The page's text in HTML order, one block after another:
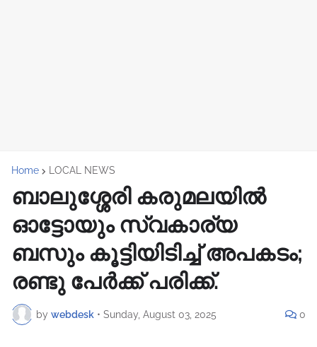
Home LOCAL NEWS
ബാലുശ്ശേരി കരുമലയില്‍
ഓട്ടോയും സ്വകാര്യ
ബസും കൂട്ടിയിടിച്ച് അപകടം;
രണ്ടു പേർക്ക് പരിക്ക്.
by webdesk • Sunday, August 03, 2025 0